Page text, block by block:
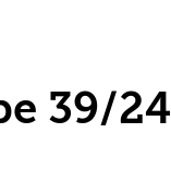
39/24